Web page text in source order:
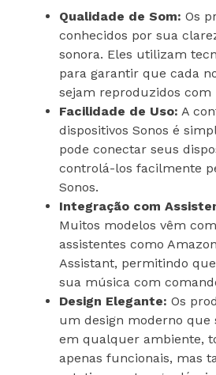
Qualidade de Som: Os
conhecidos por sua
sonora. Eles utilizam
para garantir que cada
sejam reproduzidos com
Facilidade de Uso: A
dispositivos Sonos é
pode conectar seus
controlá-los facilmente
Sonos.
Integração com
Muitos modelos vêm
assistentes como
Assistant, permitindo
sua música com
Design Elegante: Os
um design moderno que
em qualquer ambiente,
apenas funcionais, mas